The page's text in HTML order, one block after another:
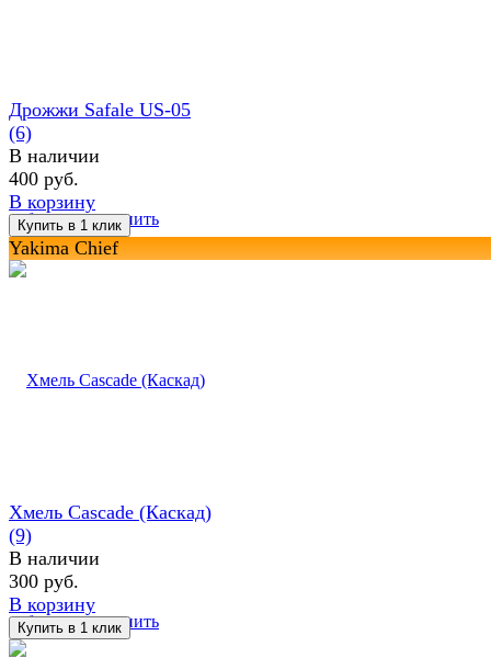
избранное сравнить
Дрожжи Safale US-05
(6)
В наличии
400 руб.
В корзину
Yakima Chief
избранное сравнить
Хмель Cascade (Каскад)
(9)
В наличии
300 руб.
В корзину